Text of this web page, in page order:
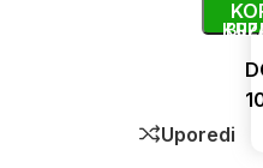
Uporedi